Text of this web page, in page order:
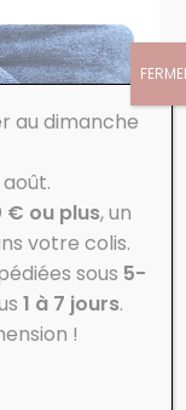
de Bambou
au dimanche
€ ou plus, un
votre colis.
sous 5-
1 à 7 jours.
!